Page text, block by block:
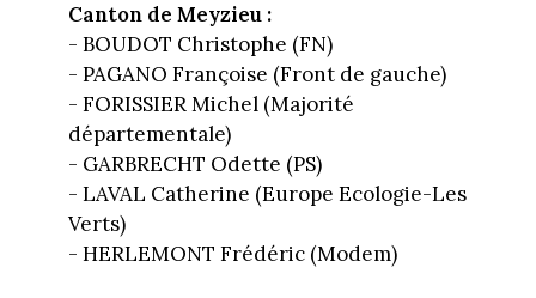
Canton de Meyzieu :
- BOUDOT Christophe (FN)
- PAGANO Françoise (Front de gauche)
- FORISSIER Michel (Majorité
départementale)
- GARBRECHT Odette (PS)
- LAVAL Catherine (Europe Ecologie-Les
Verts)
- HERLEMONT Frédéric (Modem)